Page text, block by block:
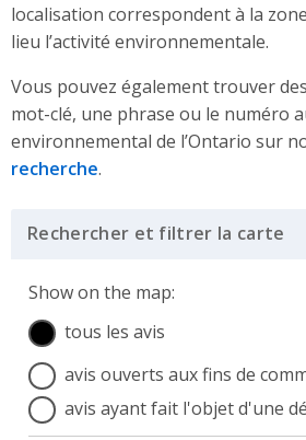
localisation correspondent à la
lieu l’activité environnementale.
Vous pouvez également trouver
mot-clé, une phrase ou le numéro
environnemental de l’Ontario sur
recherche.
Map filter controls
Rechercher et filtrer la carte
Show on the map:
tous les avis
avis ouverts aux fins de
avis ayant fait l'objet d'une